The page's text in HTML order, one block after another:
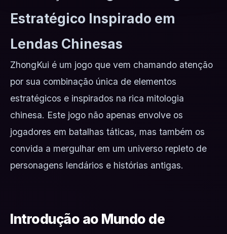
Estratégico Inspirado em
Lendas Chinesas
ZhongKui é um jogo que vem chamando atenção
por sua combinação única de elementos
estratégicos e inspirados na rica mitologia
chinesa. Este jogo não apenas envolve os
jogadores em batalhas táticas, mas também os
convida a mergulhar em um universo repleto de
personagens lendários e histórias antigas.
Introdução ao Mundo de